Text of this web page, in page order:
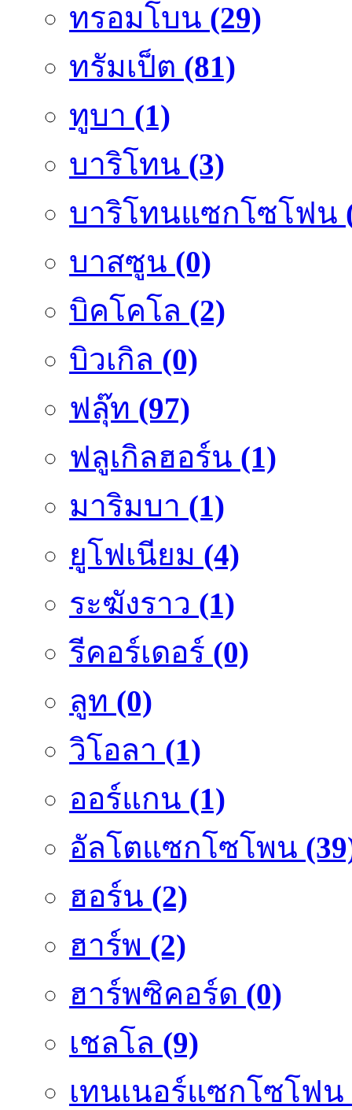
ทรอมโบน (29)
ทรัมเป็ต (81)
ทูบา (1)
บาริโทน (3)
บาริโทนแซกโซโฟน
บาสซูน (0)
บิคโคโล (2)
บิวเกิล (0)
ฟลุ๊ท (97)
ฟลูเกิลฮอร์น (1)
มาริมบา (1)
ยูโฟเนียม (4)
ระฆังราว (1)
รีคอร์เดอร์ (0)
ลูท (0)
วิโอลา (1)
ออร์แกน (1)
อัลโตแซกโซโพน
ฮอร์น (2)
ฮาร์พ (2)
ฮาร์พซิคอร์ด (0)
เชลโล (9)
เทนเนอร์แซกโซโฟน